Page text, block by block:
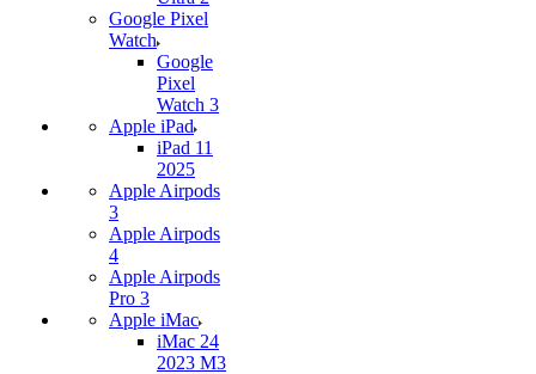
Google Pixel
Watch
Google
Pixel
Watch 3
Apple iPad
iPad 11
2025
Apple Airpods
3
Apple Airpods
4
Apple Airpods
Pro 3
Apple iMac
iMac 24
2023 M3